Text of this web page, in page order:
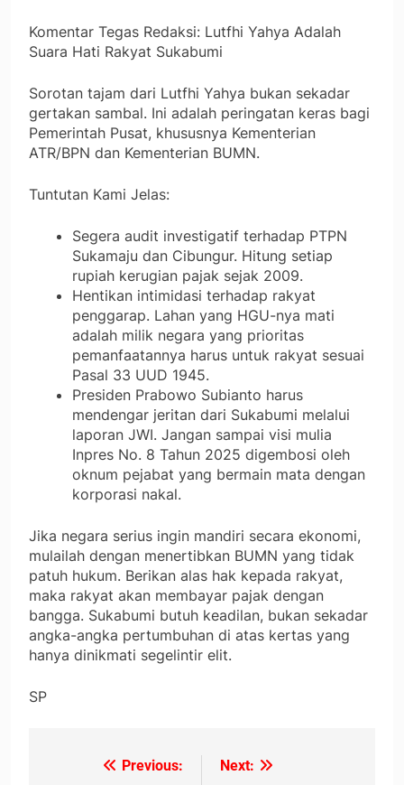
​Komentar Tegas Redaksi: Lutfhi Yahya Adalah
Suara Hati Rakyat Sukabumi
​Sorotan tajam dari Lutfhi Yahya bukan sekadar
gertakan sambal. Ini adalah peringatan keras bagi
Pemerintah Pusat, khususnya Kementerian
ATR/BPN dan Kementerian BUMN.
​Tuntutan Kami Jelas:
​Segera audit investigatif terhadap PTPN
Sukamaju dan Cibungur. Hitung setiap
rupiah kerugian pajak sejak 2009.
​Hentikan intimidasi terhadap rakyat
penggarap. Lahan yang HGU-nya mati
adalah milik negara yang prioritas
pemanfaatannya harus untuk rakyat sesuai
Pasal 33 UUD 1945.
​Presiden Prabowo Subianto harus
mendengar jeritan dari Sukabumi melalui
laporan JWI. Jangan sampai visi mulia
Inpres No. 8 Tahun 2025 digembosi oleh
oknum pejabat yang bermain mata dengan
korporasi nakal.
​Jika negara serius ingin mandiri secara ekonomi,
mulailah dengan menertibkan BUMN yang tidak
patuh hukum. Berikan alas hak kepada rakyat,
maka rakyat akan membayar pajak dengan
bangga. Sukabumi butuh keadilan, bukan sekadar
angka-angka pertumbuhan di atas kertas yang
hanya dinikmati segelintir elit.
SP
NavigasiPrevious:
Next: